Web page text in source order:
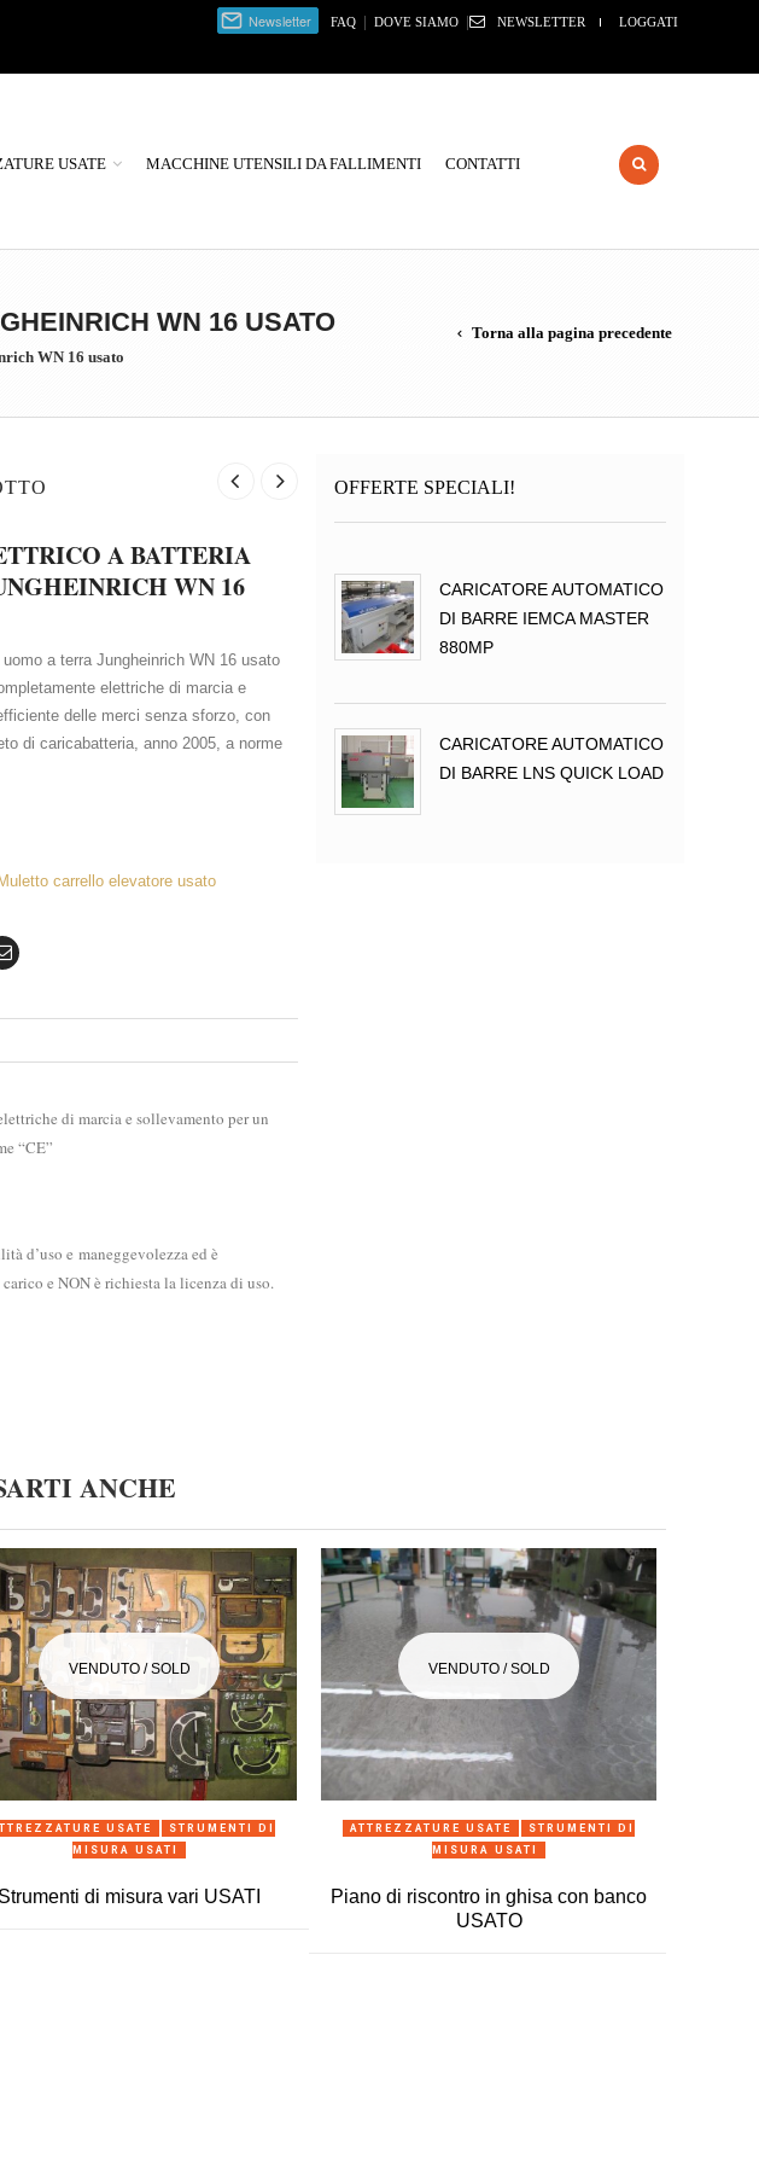
NEWSLETTER LOGGATI
FAQ | DOVE SIAMO |
USATE MACCHINE UTENSILI DA FALLIMENTI CONTATTI
WN 16 USATO
WN 16 usato
Torna alla pagina precedente
INGRANDISCI FOTO
A BATTERIA
WN 16
a terra Jungheinrich WN 16 usato
elettriche di marcia e
delle merci senza sforzo, con
di caricabatteria, anno 2005, a norme
Muletto carrello elevatore usato
di marcia e sollevamento per un
“CE”
d’uso e maneggevolezza ed è
e NON è richiesta la licenza di uso.
OFFERTE SPECIALI!
CARICATORE AUTOMATICO
DI BARRE IEMCA MASTER
880MP
CARICATORE AUTOMATICO
DI BARRE LNS QUICK LOAD
ANCHE
VENDUTO / SOLD
ANTEPRIMA
USATE
STRUMENTI DI
MISURA USATI
Strumenti di misura vari USATI
VENDUTO / SOLD
ANTEPRIMA
ATTREZZATURE USATE
STRUMENTI DI
MISURA USATI
Piano di riscontro in ghisa con banco
USATO